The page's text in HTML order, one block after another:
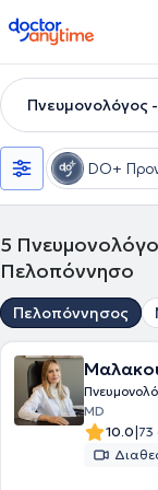
doctoranytime
Πνευμονολόγος
DO+
5
Πελοπόννησο
Πελοπόννησος
MD
10.0|73